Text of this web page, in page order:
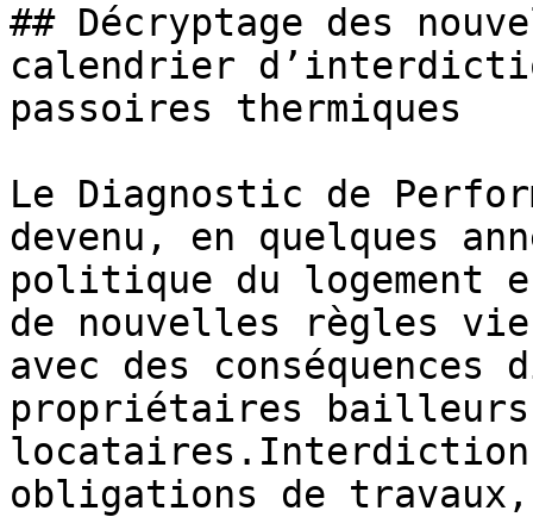
## Décryptage des
calendrier
passoires thermiques
Le Diagnostic de
devenu, en quelques
politique du logement
de nouvelles règles
avec des
propriétaires bailleurs
obligations de